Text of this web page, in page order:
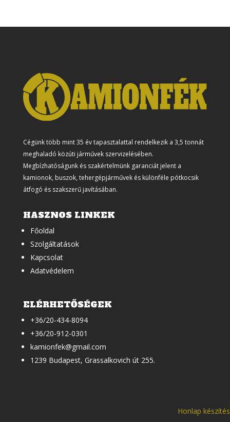
Cégünk több mint 35 év tapasztalattal rendelkezik a 3,5 tonnát
meghaladó közúti járművek szervizelésében.
Megbízhatóságunk és szakértelmünk garanciát jelent a
kamionok, buszok, tehergépjárművek és különféle pótkocsik
átfogó és szakszerű javításában.
HASZNOS LINKEK
Főoldal
Szolgáltatások
Kapcsolat
Adatvédelem
ELÉRHETŐSÉGEK
+36/20-434-8094
+36/20-912-0301
kamionfek@gmail.com
1239 Budapest, Grassalkovich út 255.
Honlap készítés